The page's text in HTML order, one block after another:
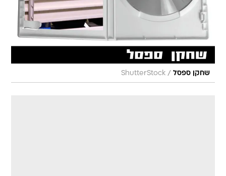
שחקן ספסל /
ShutterStock